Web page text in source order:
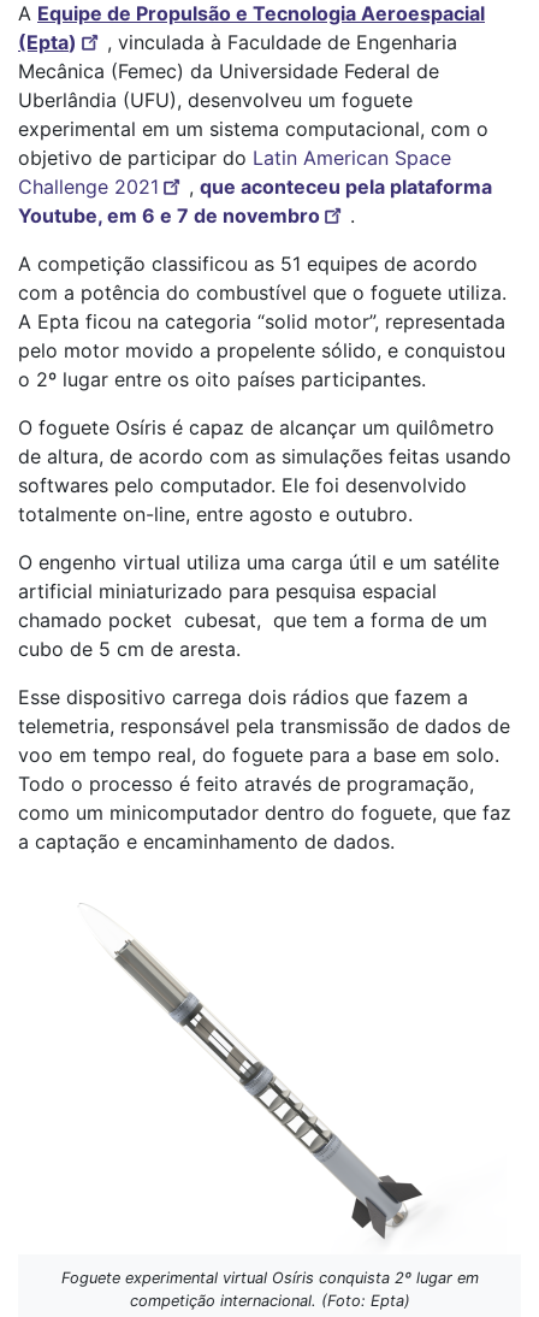
A Equipe de Propulsão e Tecnologia Aeroespacial
(Epta)
, vinculada à Faculdade de Engenharia
Mecânica (Femec) da Universidade Federal de
Uberlândia (UFU), desenvolveu um foguete
experimental em um sistema computacional, com o
objetivo de participar do Latin American Space
Challenge 2021
, que aconteceu pela plataforma
Youtube, em 6 e 7 de novembro
.
A competição classificou as 51 equipes de acordo
com a potência do combustível que o foguete utiliza.
A Epta ficou na categoria “solid motor”, representada
pelo motor movido a propelente sólido, e conquistou
o 2º lugar entre os oito países participantes.
O foguete Osíris é capaz de alcançar um quilômetro
de altura, de acordo com as simulações feitas usando
softwares pelo computador. Ele foi desenvolvido
totalmente on-line, entre agosto e outubro.
O engenho virtual utiliza uma carga útil e um satélite
artificial miniaturizado para pesquisa espacial
chamado pocket cubesat, que tem a forma de um
cubo de 5 cm de aresta.
Esse dispositivo carrega dois rádios que fazem a
telemetria, responsável pela transmissão de dados de
voo em tempo real, do foguete para a base em solo.
Todo o processo é feito através de programação,
como um minicomputador dentro do foguete, que faz
a captação e encaminhamento de dados.
Foguete experimental virtual Osíris conquista 2º lugar em
competição internacional. (Foto: Epta)